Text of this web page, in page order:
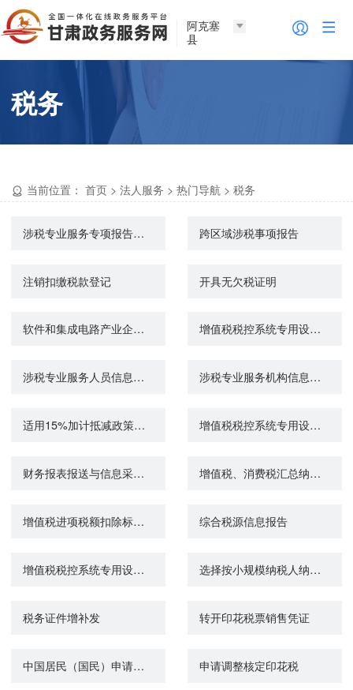
阿克塞
县
税务
当前位置：首页 >法人服务 >热门导航 >税务
涉税专业服务专项报告报送 跨区域涉税事项报告
注销扣缴税款登记 开具无欠税证明
软件和集成电路产业企业所得税优惠事项资料报告 增值税税控系统专用设备初始发行
涉税专业服务人员信息采集 涉税专业服务机构信息采集
适用15%加计抵减政策的声明 增值税税控系统专用设备变更发行
财务报表报送与信息采集（小企业会计准则） 增值税、消费税汇总纳税报告
增值税进项税额扣除标准核定申请 综合税源信息报告
增值税税控系统专用设备注销发行 选择按小规模纳税人纳税的情况说明
税务证件增补发 转开印花税票销售凭证
中国居民（国民）申请启动税务相互协商程序 申请调整核定印花税